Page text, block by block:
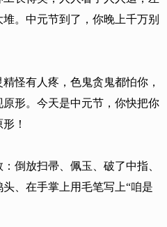
。中元节到了，你晚上千万别
怪有人疼，色鬼贪鬼都怕你，
形。今天是中元节，你快把你
！
倒放扫帚、佩玉、破了中指、
、在手掌上用毛笔写上“咱是